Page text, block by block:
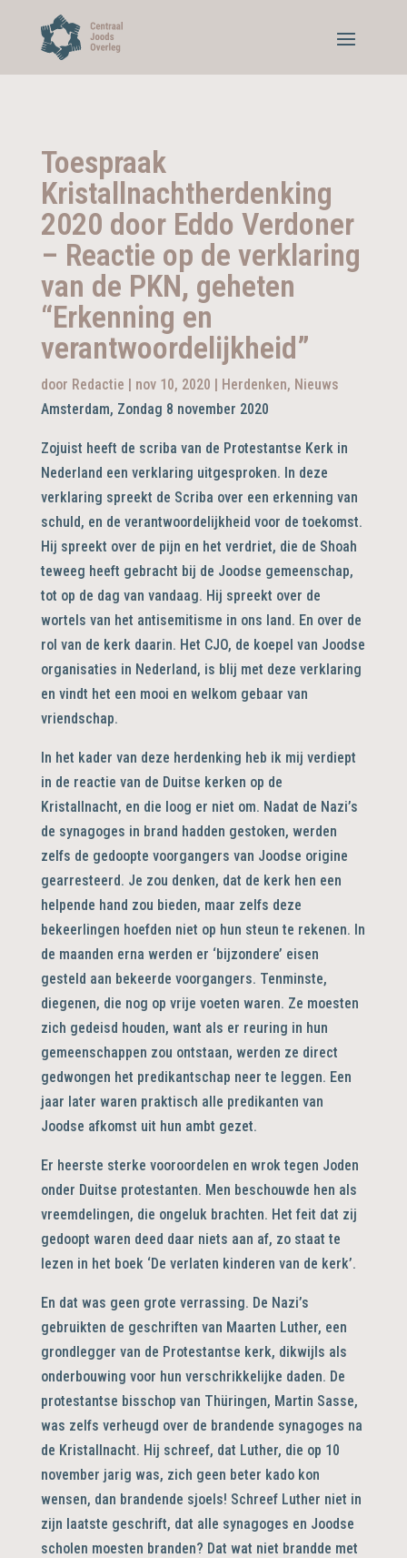
Toespraak
Kristallnachtherdenking
2020 door Eddo Verdoner
– Reactie op de verklaring
van de PKN, geheten
“Erkenning en
verantwoordelijkheid”
door Redactie | nov 10, 2020 | Herdenken, Nieuws
Amsterdam, Zondag 8 november 2020
Zojuist heeft de scriba van de Protestantse Kerk in
Nederland een verklaring uitgesproken. In deze
verklaring spreekt de Scriba over een erkenning van
schuld, en de verantwoordelijkheid voor de toekomst.
Hij spreekt over de pijn en het verdriet, die de Shoah
teweeg heeft gebracht bij de Joodse gemeenschap,
tot op de dag van vandaag. Hij spreekt over de
wortels van het antisemitisme in ons land. En over de
rol van de kerk daarin. Het CJO, de koepel van Joodse
organisaties in Nederland, is blij met deze verklaring
en vindt het een mooi en welkom gebaar van
vriendschap.
In het kader van deze herdenking heb ik mij verdiept
in de reactie van de Duitse kerken op de
Kristallnacht, en die loog er niet om. Nadat de Nazi’s
de synagoges in brand hadden gestoken, werden
zelfs de gedoopte voorgangers van Joodse origine
gearresteerd. Je zou denken, dat de kerk hen een
helpende hand zou bieden, maar zelfs deze
bekeerlingen hoefden niet op hun steun te rekenen. In
de maanden erna werden er ‘bijzondere’ eisen
gesteld aan bekeerde voorgangers. Tenminste,
diegenen, die nog op vrije voeten waren. Ze moesten
zich gedeisd houden, want als er reuring in hun
gemeenschappen zou ontstaan, werden ze direct
gedwongen het predikantschap neer te leggen. Een
jaar later waren praktisch alle predikanten van
Joodse afkomst uit hun ambt gezet.
Er heerste sterke vooroordelen en wrok tegen Joden
onder Duitse protestanten. Men beschouwde hen als
vreemdelingen, die ongeluk brachten. Het feit dat zij
gedoopt waren deed daar niets aan af, zo staat te
lezen in het boek ‘De verlaten kinderen van de kerk’.
En dat was geen grote verrassing. De Nazi’s
gebruikten de geschriften van Maarten Luther, een
grondlegger van de Protestantse kerk, dikwijls als
onderbouwing voor hun verschrikkelijke daden. De
protestantse bisschop van Thüringen, Martin Sasse,
was zelfs verheugd over de brandende synagoges na
de Kristallnacht. Hij schreef, dat Luther, die op 10
november jarig was, zich geen beter kado kon
wensen, dan brandende sjoels! Schreef Luther niet in
zijn laatste geschrift, dat alle synagoges en Joodse
scholen moesten branden? Dat wat niet brandde met